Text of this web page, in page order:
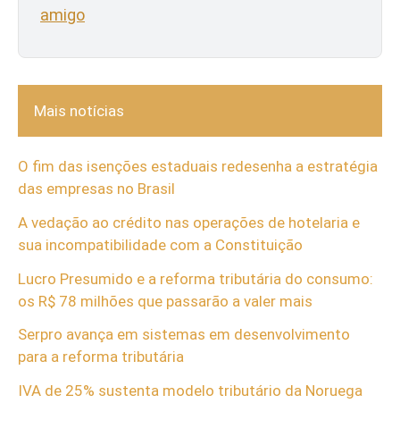
amigo
Mais notícias
O fim das isenções estaduais redesenha a estratégia
das empresas no Brasil
A vedação ao crédito nas operações de hotelaria e
sua incompatibilidade com a Constituição
Lucro Presumido e a reforma tributária do consumo:
os R$ 78 milhões que passarão a valer mais
Serpro avança em sistemas em desenvolvimento
para a reforma tributária
IVA de 25% sustenta modelo tributário da Noruega